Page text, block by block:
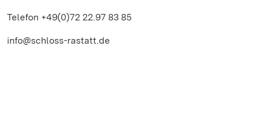
Telefon +49(0)72 22.97 83 85
info@schloss-rastatt.de